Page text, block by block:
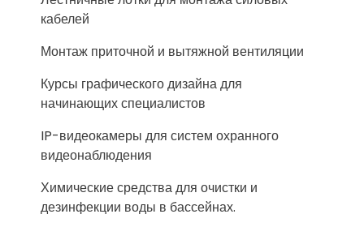
кабелей
Монтаж приточной и вытяжной вентиляции
Курсы графического дизайна для
начинающих специалистов
IP-видеокамеры для систем охранного
видеонаблюдения
Химические средства для очистки и
дезинфекции воды в бассейнах.